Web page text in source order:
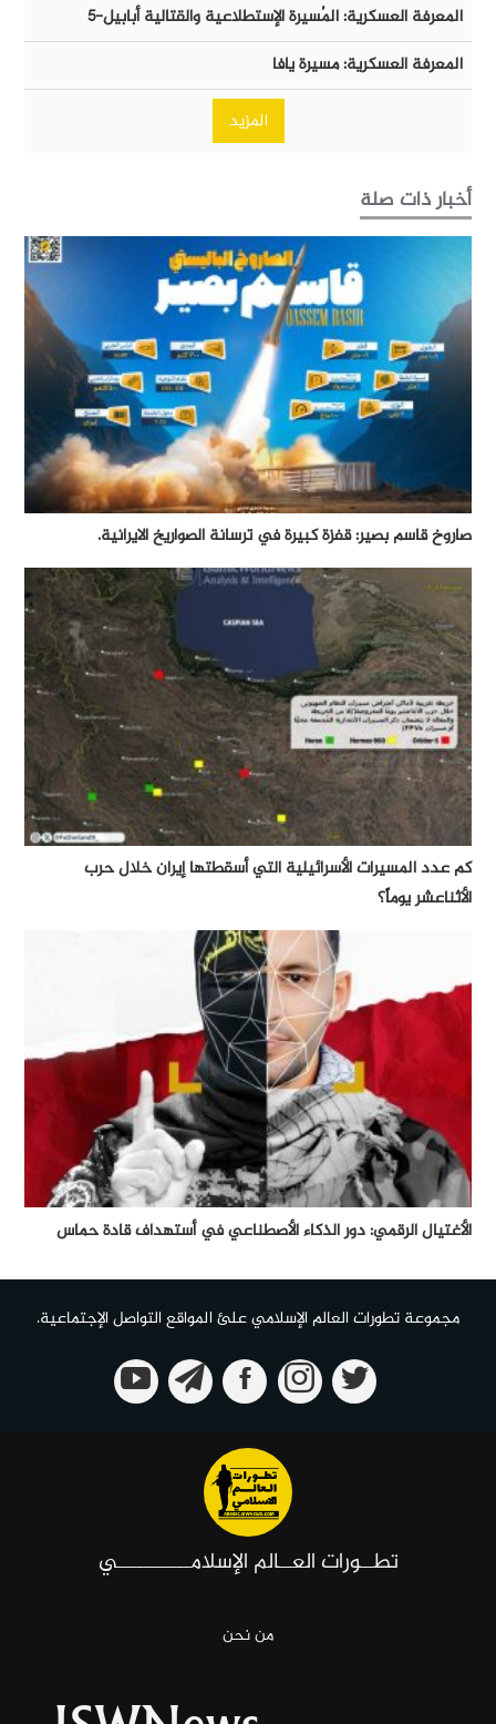
المعرفة العسكرية: المُسيرة الإستطلاعية والقتالية أبابيل-٥
المعرفة العسكرية: مسيرة يافا
المزيد
أخبار ذات صلة
صاروخ قاسم بصير: قفزة كبيرة في ترسانة الصواريخ الايرانية.
كم عدد المسيرات الأسرائيلية التي أسقطتها إيران خلال حرب
الأثناعشر يوماً؟
الأغتيال الرقمي: دور الذكاء الأصطناعي في أستهداف قادة حماس
مجموعة تطورات العالم الإسلامي علئ المواقع التواصل الإجتماعية.
تطــورات العــالم الإسلامـــــــــــي
من نحن